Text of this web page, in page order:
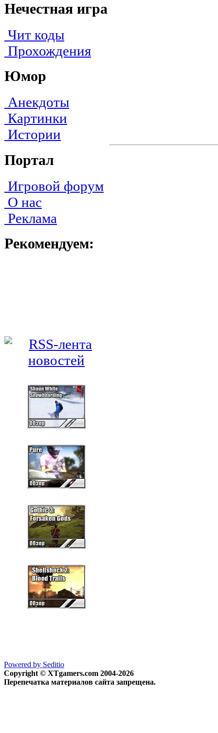
Нечестная игра
Чит коды
Прохождения
Юмор
Анекдоты
Картинки
Истории
Портал
Игровой форум
О нас
Реклама
Рекомендуем:
Powered by Seditio
Copyright © XTgamers.com 2004-2026
Перепечатка материалов сайта запрещена.